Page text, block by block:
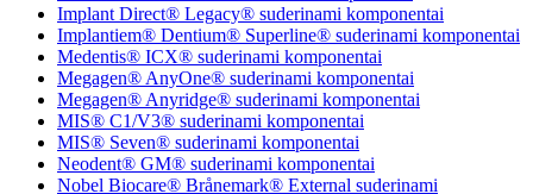
Implant Direct® Legacy® suderinami komponentai
Implantiem® Dentium® Superline® suderinami komponentai
Medentis® ICX® suderinami komponentai
Megagen® AnyOne® suderinami komponentai
Megagen® Anyridge® suderinami komponentai
MIS® C1/V3® suderinami komponentai
MIS® Seven® suderinami komponentai
Neodent® GM® suderinami komponentai
Nobel Biocare® Brånemark® External suderinami